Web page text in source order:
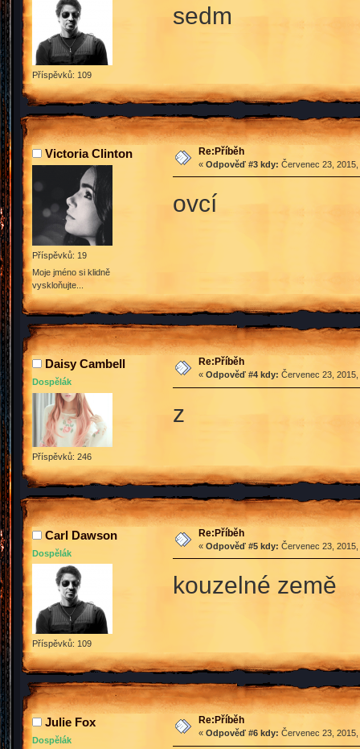
Příspěvků: 109
sedm
Victoria Clinton
Příspěvků: 19
Moje jméno si klidně
vyskloňujte...
Re:Příběh
« Odpověď #3 kdy: Červenec 23,
ovcí
Daisy Cambell
Dospělák
Příspěvků: 246
Re:Příběh
« Odpověď #4 kdy: Červenec 23,
z
Carl Dawson
Dospělák
Příspěvků: 109
Re:Příběh
« Odpověď #5 kdy: Červenec 23,
kouzelné země
Julie Fox
Dospělák
Re:Příběh
« Odpověď #6 kdy: Červenec 23,